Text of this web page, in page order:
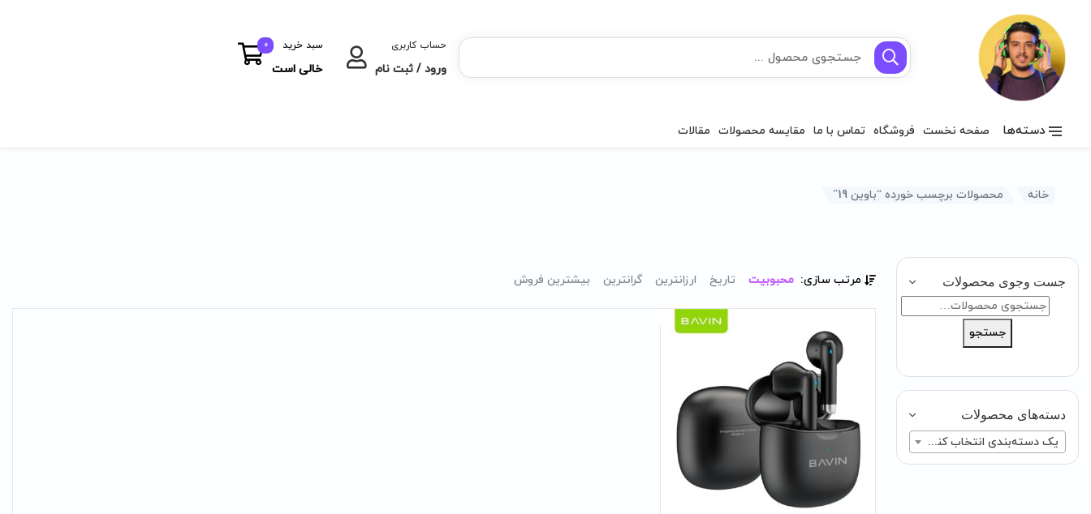
حساب کاربری
ورود / ثبت نام
سبد خرید
خالی است
0
دسته‌ها صفحه نخست فروشگاه تماس با ما مقایسه محصولات مقالات
خانه محصولات برچسب خورده “باوین 19”
جست وجوی محصولات
جستجو
جستجو
دسته‌های محصولات
یک دسته‌بندی انتخاب کنید
مرتب سازی: محبوبیت تاریخ ارزانترین گرانترین بیشترین فروش